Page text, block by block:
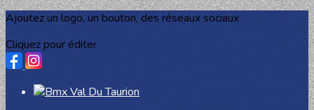
Ajoutez un logo, un bouton, des réseaux sociaux
Cliquez pour éditer